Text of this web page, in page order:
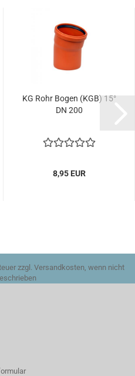
KG Rohr Bogen (KGB) 15°
DN 200
8,95 EUR
zzgl. Versandkosten, wenn nicht